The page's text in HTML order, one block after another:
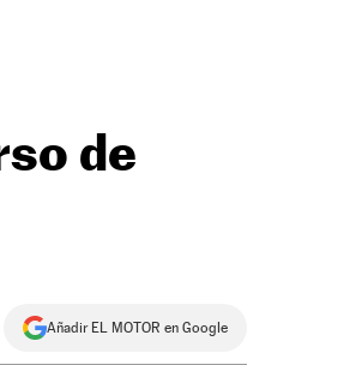
de
Añadir EL MOTOR en Google